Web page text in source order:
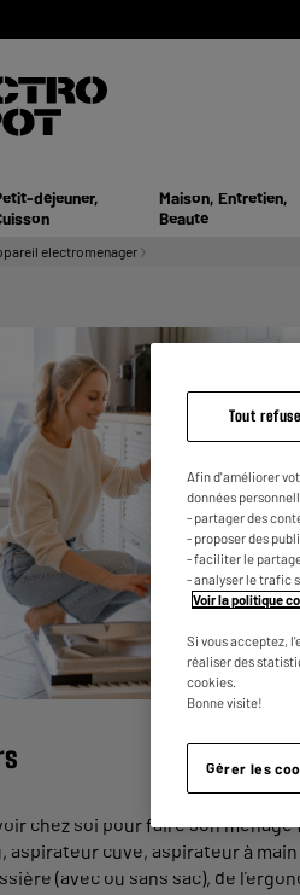
déjeuner,
Maison, Entretien,
Beauté
electromenager
chez soi pour faire son
aspirateur cuve, aspirateur à
(avec ou sans sac), de
Tout
Afin d'améliorer
données
- partager des
- proposer des
- faciliter le
- analyser le trafic
Voir la politique
Si vous acceptez,
réaliser des
cookies.
Bonne visite!
Gérer les